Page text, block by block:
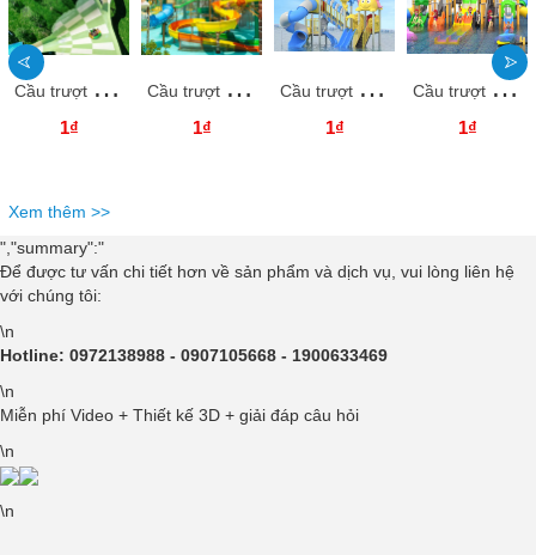
C
ầu trượt xoắn ốc công viên nước sợi thủy tinh TNMH43 - Trò chơi giải trí hấp dẫn mùa hè
1₫
C
ầu trượt phễu xoắn công viên nước sợi thủy tinh TNMH41 Trò chơi giải trí hấp dẫn mùa hè
1₫
C
ầu trượt công viên nước sợi thủy tinh TNMH44 Trò chơi giải trí hấp dẫn mùa hè
1₫
C
ầu trượt công viên nước sợi thủy tinh TNMH42 Trò chơi giải trí hấp dẫn mùa hè
1₫
Xem thêm >>
","summary":"
Để được tư vấn chi tiết hơn về sản phẩm và dịch vụ, vui lòng liên hệ
với chúng tôi:
\n
Hotline: 0972138988 - 0907105668 - 1900633469
\n
Miễn phí Video + Thiết kế 3D + giải đáp câu hỏi
\n
\n